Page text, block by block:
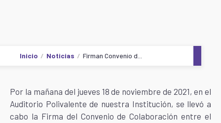
Inicio Noticias Firman Convenio d...
Por la mañana del jueves 18 de noviembre de 2021, en el
Auditorio Polivalente de nuestra Institución, se llevó a
cabo la Firma del Convenio de Colaboración entre el